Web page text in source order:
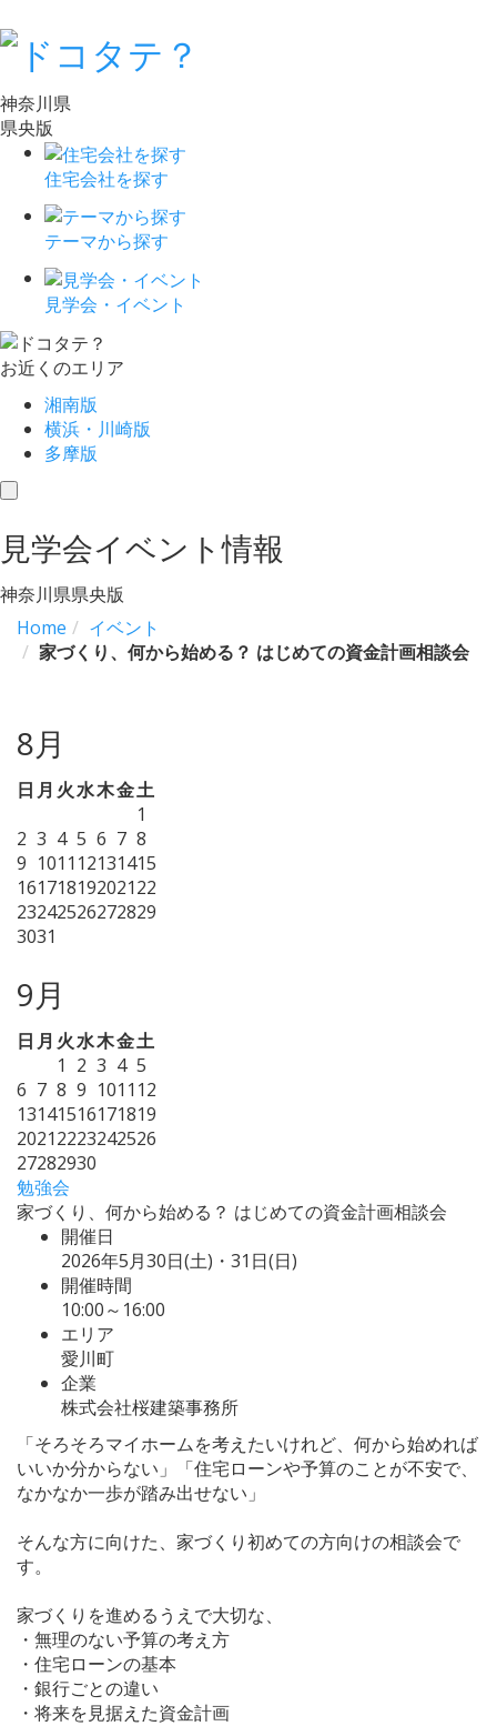
神奈川県
県央版
住宅会社を探す
テーマから探す
見学会・イベント
お近くのエリア
湘南版
横浜・川崎版
多摩版
toggle
見学会イベント情報
神奈川県県央版
Home
イベント
家づくり、何から始める？ はじめての資金計画相談会
8月
日 月 火水木金土
1
2 3 4 5 6 7 8
9 1011 12131415
16171819202122
23242526272829
3031
9月
日 月 火水木金土
1 2 3 4 5
6 7 8 9 1011 12
13141516171819
20212223242526
27282930
勉強会
家づくり、何から始める？ はじめての資金計画相談会
開催日
2026年5月30日(土)・31日(日)
開催時間
10:00～16:00
エリア
愛川町
企業
株式会社桜建築事務所
「そろそろマイホームを考えたいけれど、何から始めれば
いいか分からない」「住宅ローンや予算のことが不安で、
なかなか一歩が踏み出せない」
そんな方に向けた、家づくり初めての方向けの相談会で
す。
家づくりを進めるうえで大切な、
・無理のない予算の考え方
・住宅ローンの基本
・銀行ごとの違い
・将来を見据えた資金計画